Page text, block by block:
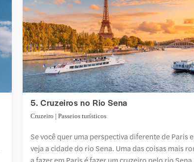
5. Cruzeiros no Rio Sena
Cruzeiro | Passeios turísticos
Se você quer uma perspectiva diferente de Paris
veja a cidade do rio Sena. Uma das coisas mais
a fazer em Paris é fazer um cruzeiro pelo rio